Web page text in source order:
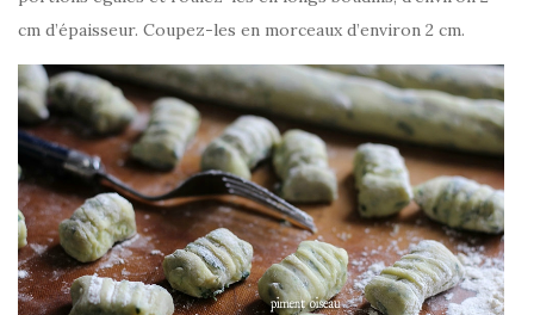
cm d’épaisseur. Coupez-les en morceaux d’environ 2 cm.